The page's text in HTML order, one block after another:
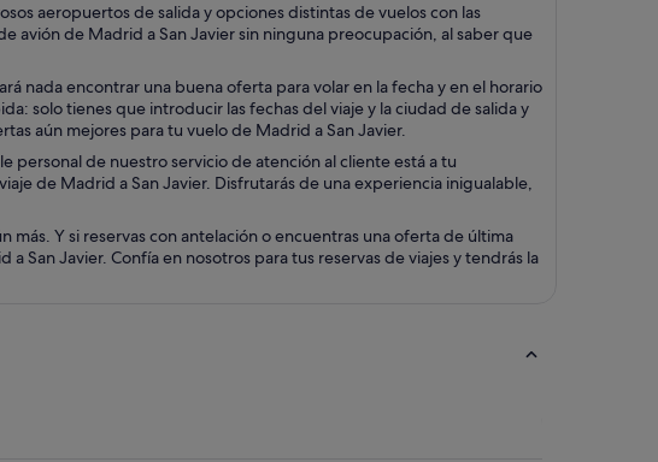
aeropuertos de salida y opciones distintas de vuelos con las
avión de Madrid a San Javier sin ninguna preocupación, al saber que
nada encontrar una buena oferta para volar en la fecha y en el horario
solo tienes que introducir las fechas del viaje y la ciudad de salida y
aún mejores para tu vuelo de Madrid a San Javier.
personal de nuestro servicio de atención al cliente está a tu
de Madrid a San Javier. Disfrutarás de una experiencia inigualable,
Y si reservas con antelación o encuentras una oferta de última
San Javier. Confía en nosotros para tus reservas de viajes y tendrás la